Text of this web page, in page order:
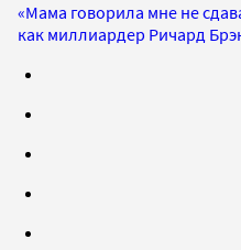
«Мама говорила мне не
как миллиардер Ричард